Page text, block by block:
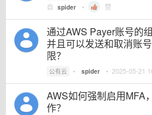
自 spider • 赞
通过AWS Payer账号的
并且可以发送和取消账
限？
公有云 • spider • 2025-05-21
AWS如何强制启用MFA
作？